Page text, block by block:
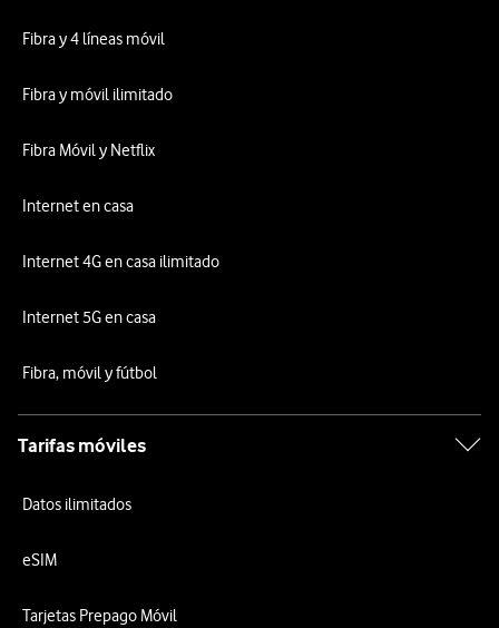
Fibra y 4 líneas móvil
Fibra y móvil ilimitado
Fibra Móvil y Netflix
Internet en casa
Internet 4G en casa ilimitado
Internet 5G en casa
Fibra, móvil y fútbol
Tarifas móviles
Datos ilimitados
eSIM
Tarjetas Prepago Móvil